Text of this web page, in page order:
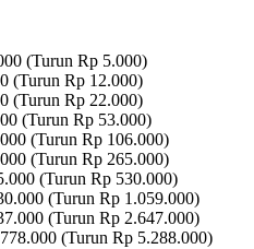
(Turun Rp 5.000)
(Turun Rp 12.000)
(Turun Rp 22.000)
(Turun Rp 53.000)
(Turun Rp 106.000)
(Turun Rp 265.000)
(Turun Rp 530.000)
(Turun Rp 1.059.000)
(Turun Rp 2.647.000)
(Turun Rp 5.288.000)